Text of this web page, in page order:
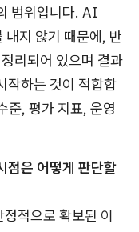
범위입니다. AI
지 않기 때문에, 반
리되어 있으며 결과
작하는 것이 적합합
준, 평가 지표, 운영
은 어떻게 판단할
적으로 확보된 이